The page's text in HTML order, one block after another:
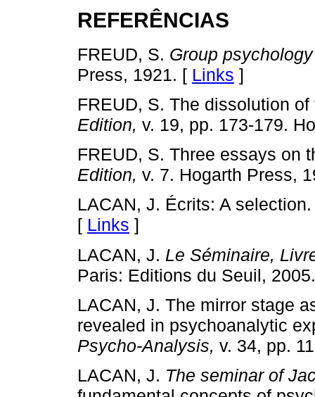
REFERÊNCIAS
FREUD, S. Group
Press, 1921. [ Links ]
FREUD, S. The dissolution
Edition, v. 19, pp. 173-179.
FREUD, S. Three essays on
Edition, v. 7. Hogarth Press,
LACAN, J. Écrits: A
[ Links ]
LACAN, J. Le Séminaire,
Paris: Editions du Seuil,
LACAN, J. The mirror stage
revealed in psychoanalytic
Psycho-Analysis, v. 34, pp.
LACAN, J. The seminar of